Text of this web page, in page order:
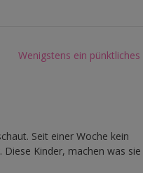
Wenigstens ein
Seit einer Woche kein
Kinder, machen was